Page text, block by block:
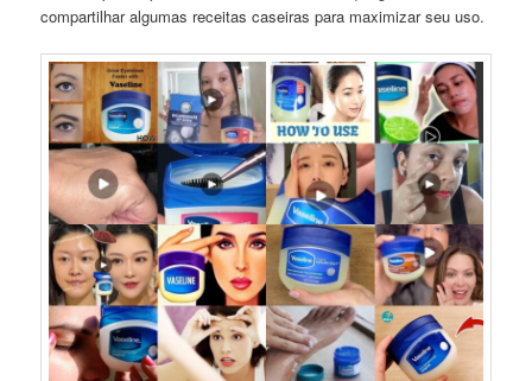
compartilhar algumas receitas caseiras para maximizar seu uso.